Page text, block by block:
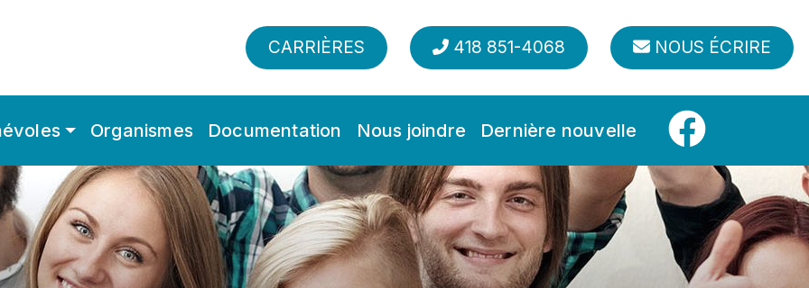
CARRIÈRES 418 851-4068 NOUS ÉCRIRE
Organismes Documentation Nous joindre Dernière nouvelle